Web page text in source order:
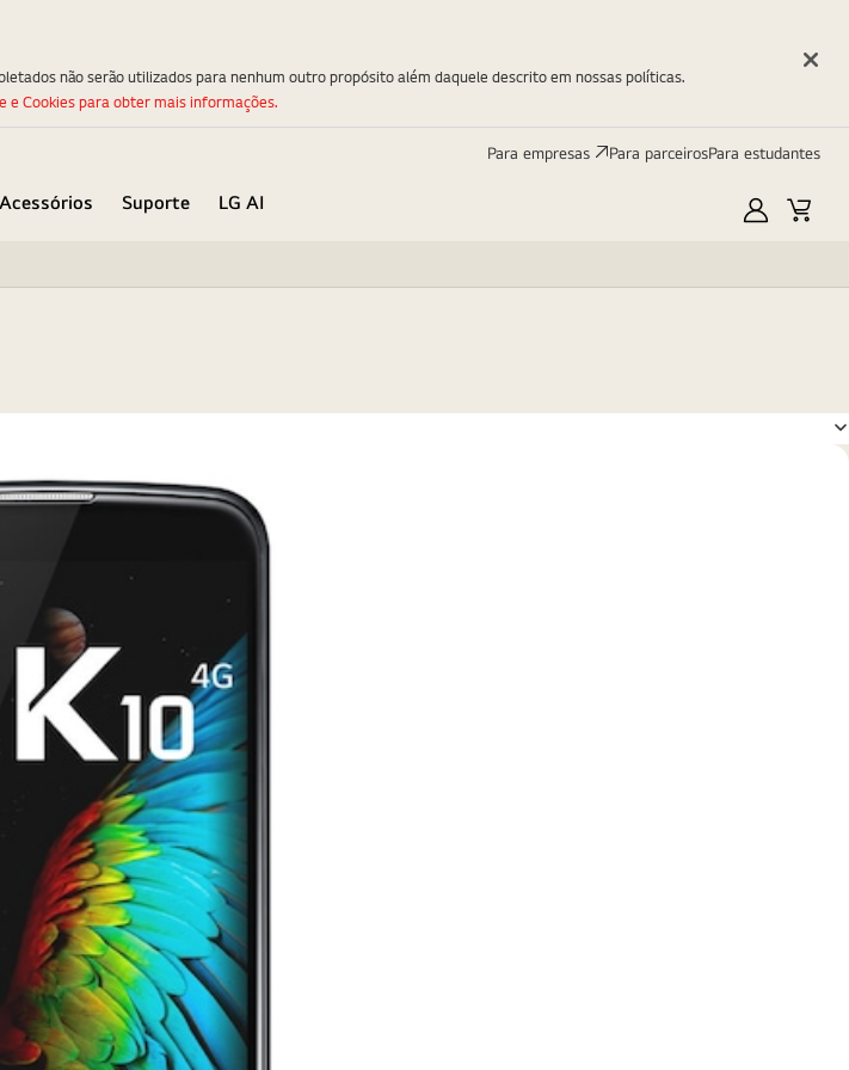
Para empresas Para parceirosPara estudantes
Suporte
LG AI
Minha
não serão utilizados para nenhum outro propósito além daquele descrito em nossas políticas.
e Cookies para obter mais informações.